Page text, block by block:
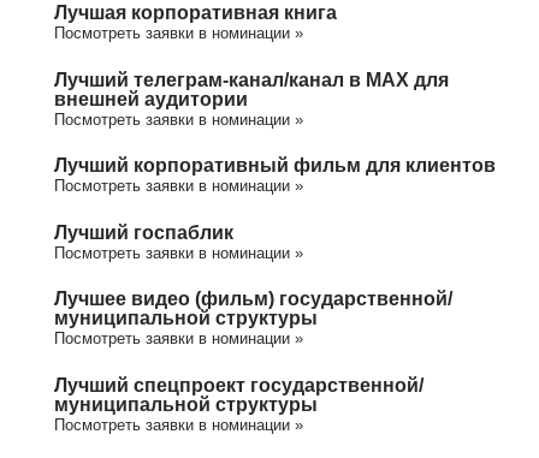
Лучшая корпоративная книга
Посмотреть заявки в номинации »
Лучший телеграм-канал/канал в МАХ для
внешней аудитории
Посмотреть заявки в номинации »
Лучший корпоративный фильм для клиентов
Посмотреть заявки в номинации »
Лучший госпаблик
Посмотреть заявки в номинации »
Лучшее видео (фильм) государственной/
муниципальной структуры
Посмотреть заявки в номинации »
Лучший спецпроект государственной/
муниципальной структуры
Посмотреть заявки в номинации »